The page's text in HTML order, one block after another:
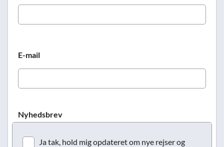
E-mail
Nyhedsbrev
Ja tak, hold mig opdateret om nye rejser og